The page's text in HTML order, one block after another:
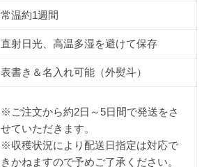
常温約1週間
直射日光、高温多湿を避けて保存
表書き＆名入れ可能（外熨斗）
※ご注文から約2日～5日間で発送をさ
せていただきます。
※収穫状況により配送日指定は対応で
きかねますので予めご了承ください。